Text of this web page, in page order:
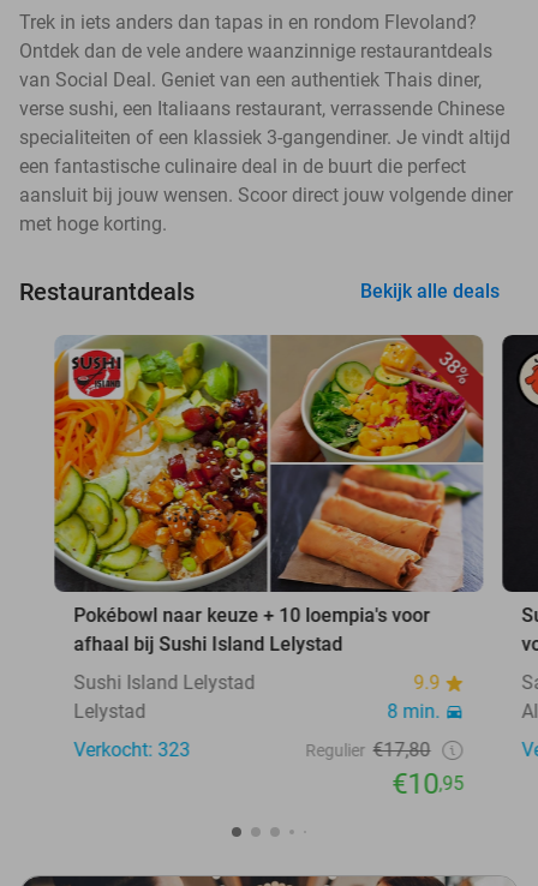
Trek in iets anders dan tapas in en rondom Flevoland?
Ontdek dan de vele andere waanzinnige restaurantdeals
van Social Deal. Geniet van een authentiek Thais diner,
verse sushi, een Italiaans restaurant, verrassende Chinese
specialiteiten of een klassiek 3-gangendiner. Je vindt altijd
een fantastische culinaire deal in de buurt die perfect
aansluit bij jouw wensen. Scoor direct jouw volgende diner
met hoge korting.
Restaurantdeals Bekijk alle deals
38%
Pokébowl naar keuze + 10 loempia's voor
afhaal bij Sushi Island Lelystad
Sushi Island Lelystad
9.9
Lelystad
8 min.
Verkocht: 323
Regulier €17,80
€10,95